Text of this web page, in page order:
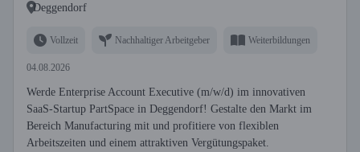
Deggendorf
Vollzeit Nachhaltiger Arbeitgeber Weiterbildungen
04.08.2026
Werde Enterprise Account Executive (m/w/d) im innovativen
SaaS-Startup PartSpace in Deggendorf! Gestalte den Markt im
Bereich Manufacturing mit und profitiere von flexiblen
Arbeitszeiten und einem attraktiven Vergütungspaket.